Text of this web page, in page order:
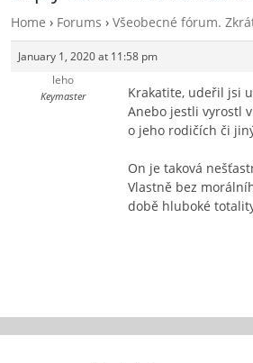
Home › Forums › Všeobecné fórum.
January 1, 2020 at 11:58 pm
leho
Keymaster
Krakatite, udeřil jsi
Anebo jestli vyrostl
o jeho rodičích či
On je taková
Vlastně bez
době hluboké